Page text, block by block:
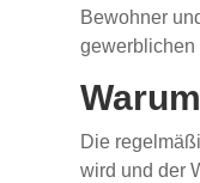
Bewohner
gewerblichen
Die
wird und der